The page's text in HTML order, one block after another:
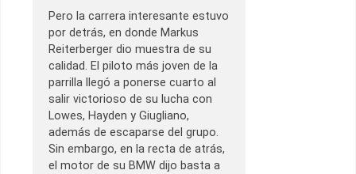
Pero la carrera interesante estuvo
por detrás, en donde Markus
Reiterberger dio muestra de su
calidad. El piloto más joven de la
parrilla llegó a ponerse cuarto al
salir victorioso de su lucha con
Lowes, Hayden y Giugliano,
además de escaparse del grupo.
Sin embargo, en la recta de atrás,
el motor de su BMW dijo basta a